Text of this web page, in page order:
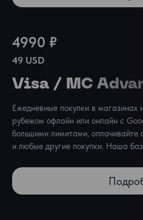
4990 ₽
49 USD
Visa / MC
Ежедневные покупки в магазинах
рубежом офлайн или онлайн с
большими лимитами, оплачивайте
и любые другие покупки. Наша